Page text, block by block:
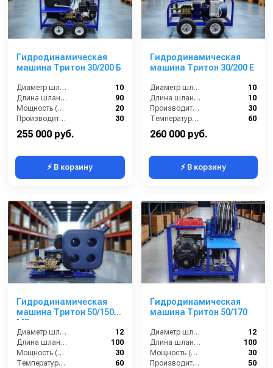
Гидродинамическая
машина Тритон 30/200 Б
Диаметр шланга (⌀) мм::
10
Длина шланга (м):
90
Мощность (л/с):
20
Производительность (л/мин):
30
255 000 руб.
⚡ В корзину
Гидродинамическая
машина Тритон 30/200 Е
Диаметр шланга (⌀) мм::
10
Длина шланга (м):
10
Производительность (л/мин):
30
Температура жидкости (°С) max:
60
260 000 руб.
⚡ В корзину
Гидродинамическая
машина Тритон 50/150
МВ
Диаметр шланга (⌀) мм::
12
Длина шланга (м):
100
Мощность (л/с):
30
Температура жидкости (°С) max:
60
Гидродинамическая
машина Тритон 50/170
Диаметр шланга (⌀) мм::
12
Длина шланга (м):
100
Мощность (л/с):
30
Производительность (л/мин):
50